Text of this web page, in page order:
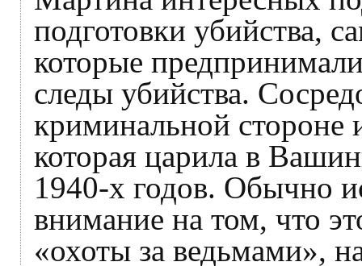
подготовки убийства,
которые
следы убийства.
криминальной стороне
которая царила в
1940-х годов. Обычно
внимание на том, что
«охоты за ведьмами»,